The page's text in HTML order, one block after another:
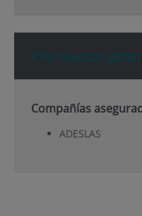
Información
Compañías
ADESLAS